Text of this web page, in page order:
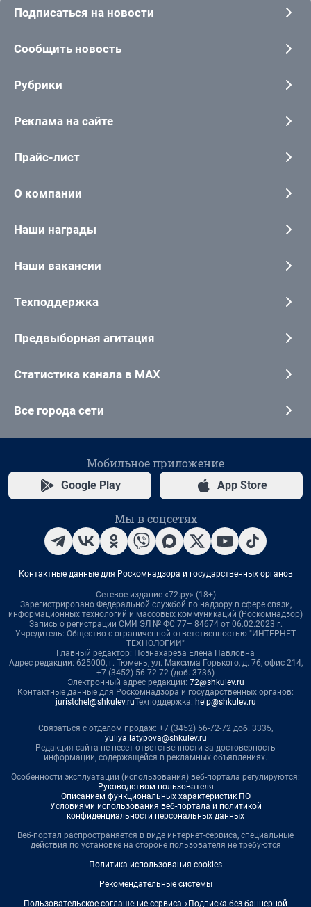
Подписаться на новости
Сообщить новость
Рубрики
Реклама на сайте
Прайс-лист
О компании
Наши награды
Наши вакансии
Техподдержка
Предвыборная агитация
Статистика канала в MAX
Все города сети
Мобильное приложение
Google Play App Store
Мы в соцсетях
Контактные данные для Роскомнадзора и государственных органов
Сетевое издание «72.ру» (18+)
Зарегистрировано Федеральной службой по надзору в сфере связи,
информационных технологий и массовых коммуникаций (Роскомнадзор)
Запись о регистрации СМИ ЭЛ № ФС 77– 84674 от 06.02.2023 г.
Учредитель: Общество с ограниченной ответственностью "ИНТЕРНЕТ
ТЕХНОЛОГИИ"
Главный редактор: Познахарева Елена Павловна
Адрес редакции: 625000, г. Тюмень, ул. Максима Горького, д. 76, офис 214,
+7 (3452) 56-72-72 (доб. 3736)
Электронный адрес редакции: 72@shkulev.ru
Контактные данные для Роскомнадзора и государственных органов:
juristchel@shkulev.ruТехподдержка: help@shkulev.ru
Связаться с отделом продаж: +7 (3452) 56-72-72 доб. 3335,
yuliya.latypova@shkulev.ru
Редакция сайта не несет ответственности за достоверность
информации, содержащейся в рекламных объявлениях.
Особенности эксплуатации (использования) веб-портала регулируются:
Руководством пользователя
Описанием функциональных характеристик ПО
Условиями использования веб-портала и политикой
конфиденциальности персональных данных
Веб-портал распространяется в виде интернет-сервиса, специальные
действия по установке на стороне пользователя не требуются
Политика использования cookies
Рекомендательные системы
Пользовательское соглашение сервиса «Подписка без баннерной